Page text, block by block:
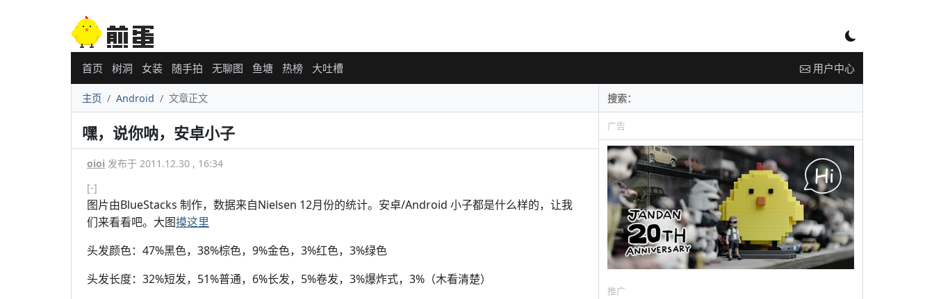
首页 树洞 女装 随手拍 无聊图 鱼塘 热榜 大吐槽 用户中心
主页 Android 文章正文
嘿，说你呐，安卓小子
oioi 发布于 2011.12.30 , 16:34
[-]
图片由BlueStacks 制作，数据来自Nielsen 12月份的统计。安卓/Android 小子都是什么样的，让我
们来看看吧。大图摸这里
头发颜色：47%黑色，38%棕色，9%金色，3%红色，3%绿色
头发长度：32%短发，51%普通，6%长发，5%卷发，3%爆炸式，3%（木看清楚）
广告
推广